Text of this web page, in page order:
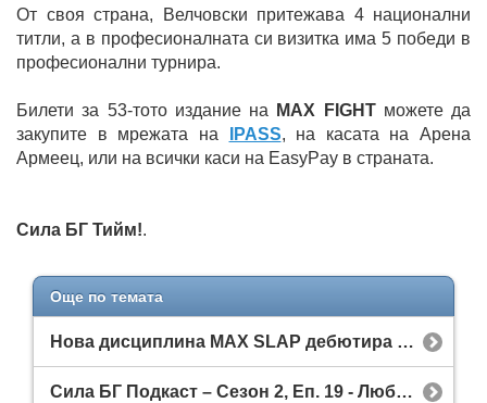
От своя страна, Велчовски притежава 4 национални
титли, а в професионалната си визитка има 5 победи в
професионални турнира.
Билети за 53-тото издание на MAX FIGHTможете да
закупите в мрежата на
IPASS, на касата на Арена
Армеец, или на всички каси на EasyPay в страната.
Сила БГ Тийм!.
Още по темата
Нова дисциплина MAX SLAP дебютира на MAX FIGHT 61 в София.
Сила БГ Подкаст – Сезон 2, Еп. 19 - Любен Джубрилов